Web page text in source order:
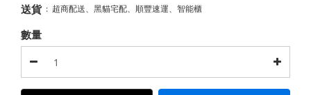
送貨 : 超商配送、黑貓宅配、順豐速運、智能櫃
數量